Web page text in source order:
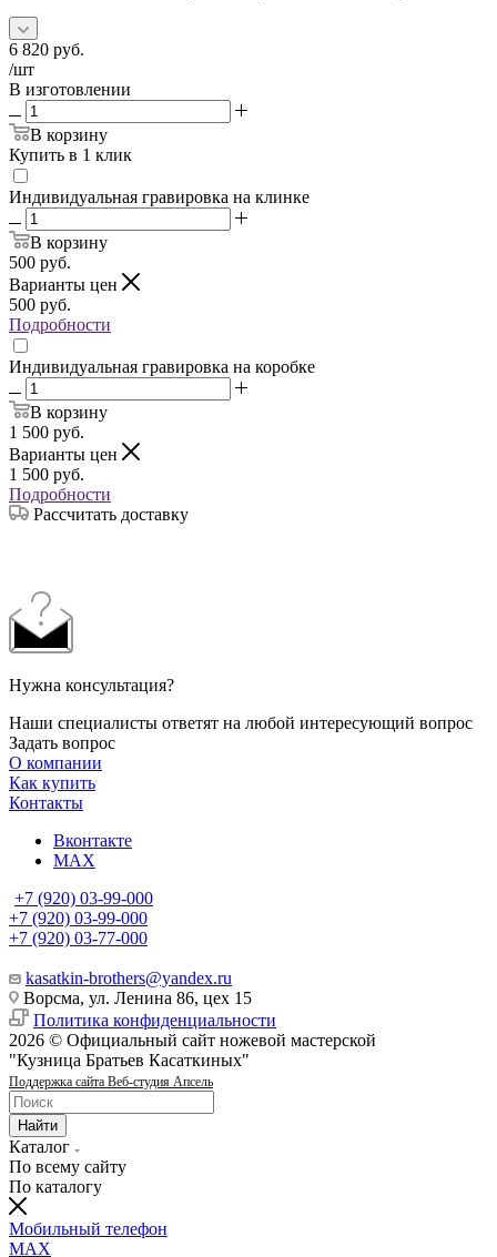
6 820 руб.
/шт
В изготовлении
В корзину
Купить в 1 клик
Индивидуальная гравировка на клинке
В корзину
500 руб.
Варианты цен
500 руб.
Подробности
Индивидуальная гравировка на коробке
В корзину
1 500 руб.
Варианты цен
1 500 руб.
Подробности
Рассчитать доставку
Нужна консультация?
Наши специалисты ответят на любой интересующий вопрос
Задать вопрос
О компании
Как купить
Контакты
Вконтакте
MAX
+7 (920) 03-99-000
+7 (920) 03-99-000
+7 (920) 03-77-000
kasatkin-brothers@yandex.ru
Ворсма, ул. Ленина 86, цех 15
Политика конфиденциальности
2026 © Официальный сайт ножевой мастерской
"Кузница Братьев Касаткиных"
Поддержка сайта Веб-студия Апсель
Найти
Каталог
По всему сайту
По каталогу
Мобильный телефон
MAX